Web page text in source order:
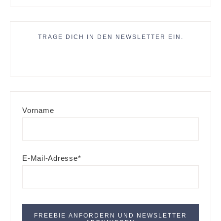
TRAGE DICH IN DEN NEWSLETTER EIN.
Vorname
E-Mail-Adresse*